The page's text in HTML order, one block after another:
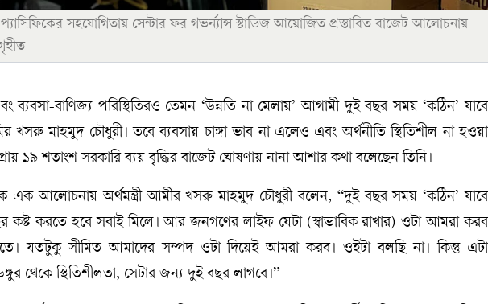
সহযোগিতায় সেন্টার ফর গভর্ন্যান্স স্টাডিজ আয়োজিত প্রস্তাবিত বাজেট আলোচনায়
ব্যবসা-বাণিজ্য পরিস্থিতিরও তেমন ‘উন্নতি না মেলায়’ আগামী দুই বছর সময় ‘কঠিন’ যাবে
খসরু মাহমুদ চৌধুরী। তবে ব্যবসায় চাঙ্গা ভাব না এলেও এবং অর্থনীতি স্থিতিশীল না হওয়া
১৯ শতাংশ সরকারি ব্যয় বৃদ্ধির বাজেট ঘোষণায় নানা আশার কথা বলেছেন তিনি।
আলোচনায় অর্থমন্ত্রী আমীর খসরু মাহমুদ চৌধুরী বলেন, “দুই বছর সময় ‘কঠিন’ যাবে
করতে হবে সবাই মিলে। আর জনগণের লাইফ যেটা (স্বাভাবিক রাখার) ওটা আমরা করব
যতটুকু সীমিত আমাদের সম্পদ ওটা দিয়েই আমরা করব। ওইটা বলছি না। কিন্তু এটা
থেকে স্থিতিশীলতা, সেটার জন্য দুই বছর লাগবে।”